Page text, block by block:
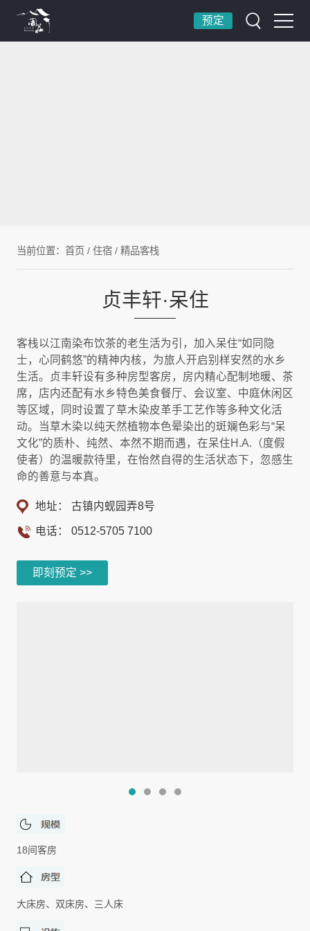
预定
当前位置： 首页 / 住宿 / 精品客栈
贞丰轩·呆住
客栈以江南染布饮茶的老生活为引，加入呆住“如同隐
士，心同鹤悠”的精神内核，为旅人开启别样安然的水乡
生活。贞丰轩设有多种房型客房，房内精心配制地暖、茶
席，店内还配有水乡特色美食餐厅、会议室、中庭休闲区
等区域，同时设置了草木染皮革手工艺作等多种文化活
动。当草木染以纯天然植物本色晕染出的斑斓色彩与“呆
文化”的质朴、纯然、本然不期而遇，在呆住H.A.（度假
使者）的温暖款待里，在怡然自得的生活状态下，忽感生
命的善意与本真。
地址： 古镇内蚬园弄8号
电话： 0512-5705 7100
即刻预定 >>
18间客房
大床房、双床房、三人床